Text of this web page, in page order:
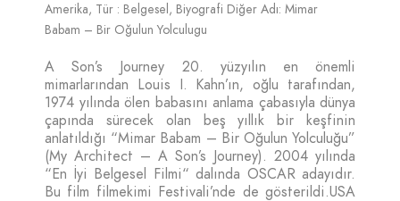
Amerika, Tür : Belgesel, Biyografi Diğer Adı: Mimar
Babam – Bir Oğulun Yolculugu
A Son’s Journey 20. yüzyılın en önemli
mimarlarından Louis I. Kahn’ın, oğlu tarafından,
1974 yılında ölen babasını anlama çabasıyla dünya
çapında sürecek olan beş yıllık bir keşfinin
anlatıldığı “Mimar Babam – Bir Oğulun Yolculuğu”
(My Architect – A Son’s Journey). 2004 yılında
“En İyi Belgesel Filmi“ dalında OSCAR adayıdır.
Bu film filmekimi Festivali’nde de gösterildi.USA